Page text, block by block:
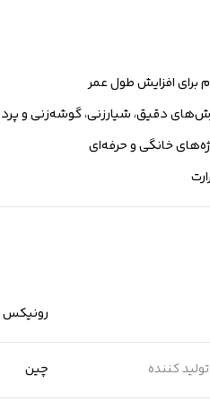
برای افزایش طول عمر
دقیق، شیارزنی، گوشه‌زنی و
خانگی و حرفه‌ای
رونیکس
کننده چین